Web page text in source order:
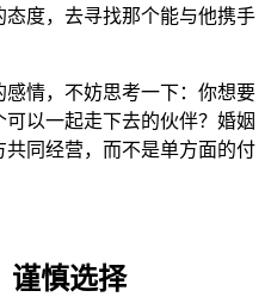
度，去寻找那个能与他携手
情，不妨思考一下：你想要
以一起走下去的伙伴？婚姻
同经营，而不是单方面的付
谨慎选择